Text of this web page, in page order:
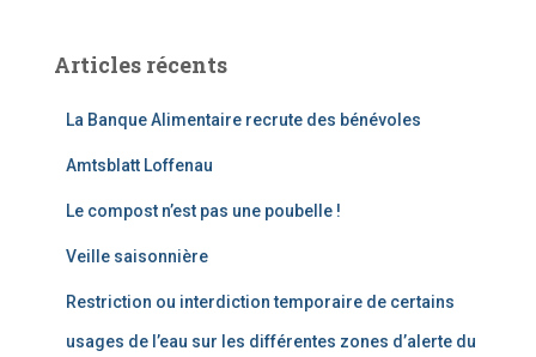
Articles récents
La Banque Alimentaire recrute des bénévoles
Amtsblatt Loffenau
Le compost n’est pas une poubelle !
Veille saisonnière
Restriction ou interdiction temporaire de certains
usages de l’eau sur les différentes zones d’alerte du